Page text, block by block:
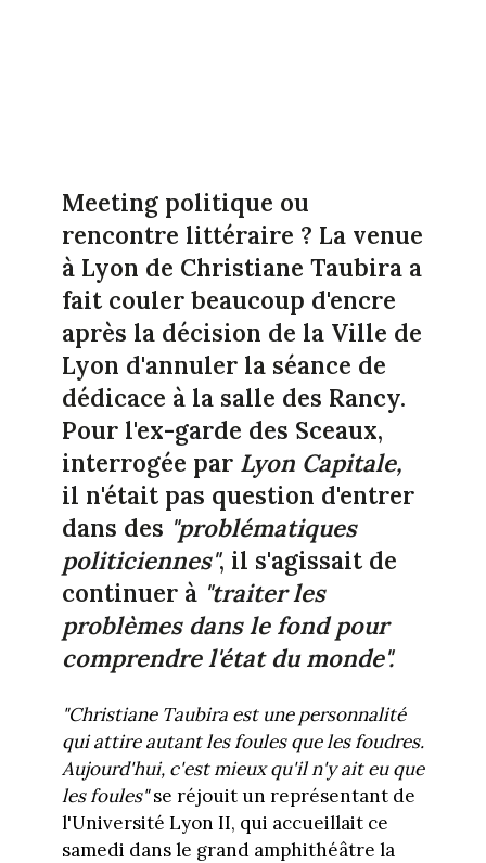
Meeting politique ou
rencontre littéraire ? La venue
à Lyon de Christiane Taubira a
fait couler beaucoup d'encre
après la décision de la Ville de
Lyon d'annuler la séance de
dédicace à la salle des Rancy.
Pour l'ex-garde des Sceaux,
interrogée par Lyon Capitale,
il n'était pas question d'entrer
dans des "problématiques
politiciennes", il s'agissait de
continuer à "traiter les
problèmes dans le fond pour
comprendre l'état du monde".
"Christiane Taubira est une personnalité
qui attire autant les foules que les foudres.
Aujourd'hui, c'est mieux qu'il n'y ait eu que
les foules"se réjouit un représentant de
l'Université Lyon II, qui accueillait ce
samedi dans le grand amphithéâtre la